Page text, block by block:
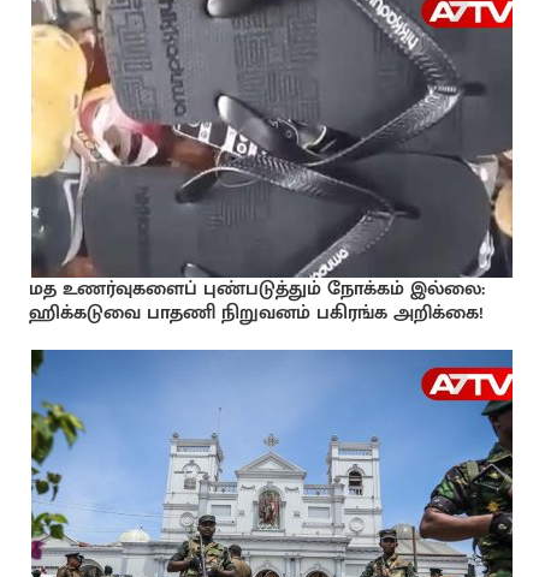
மத உணர்வுகளைப் புண்படுத்தும் நோக்கம் இல்லை:
ஹிக்கடுவை பாதணி நிறுவனம் பகிரங்க அறிக்கை!